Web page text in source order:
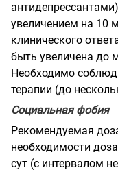
увеличением на 10
клинического
быть увеличена до
Необходимо
терапии (до
Социальная фобия
Рекомендуемая
необходимости
сут (с интервалом